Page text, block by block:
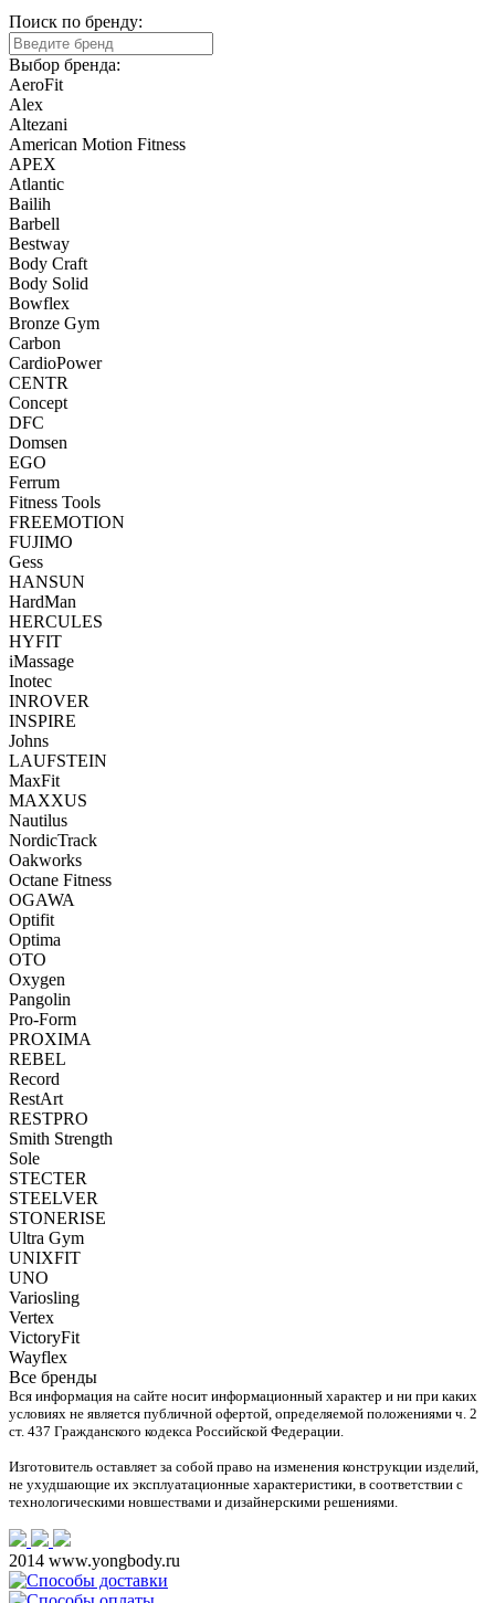
Поиск по бренду:
Выбор бренда:
AeroFit
Alex
Altezani
American Motion Fitness
APEX
Atlantic
Bailih
Barbell
Bestway
Body Craft
Body Solid
Bowflex
Bronze Gym
Carbon
CardioPower
CENTR
Concept
DFC
Domsen
EGO
Ferrum
Fitness Tools
FREEMOTION
FUJIMO
Gess
HANSUN
HardMan
HERCULES
HYFIT
iMassage
Inotec
INROVER
INSPIRE
Johns
LAUFSTEIN
MaxFit
MAXXUS
Nautilus
NordicTrack
Oakworks
Octane Fitness
OGAWA
Optifit
Optima
OTO
Oxygen
Pangolin
Pro-Form
PROXIMA
REBEL
Record
RestArt
RESTPRO
Smith Strength
Sole
STECTER
STEELVER
STONERISE
Ultra Gym
UNIXFIT
UNO
Variosling
Vertex
VictoryFit
Wayflex
Все бренды
Вся информация на сайте носит информационный характер и ни при каких
условиях не является публичной офертой, определяемой положениями ч. 2
ст. 437 Гражданского кодекса Российской Федерации.
Изготовитель оставляет за собой право на изменения конструкции изделий,
не ухудшающие их эксплуатационные характеристики, в соответствии с
технологическими новшествами и дизайнерскими решениями.
2014 www.yongbody.ru